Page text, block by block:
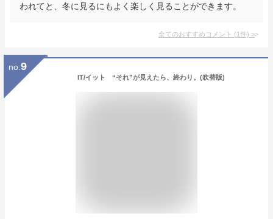
われてと、冬に見るにもよく楽しく見ることができます。
全てのおすすめコメント (1件) >
no. 9
IT/イット “それ”が見えたら、終わり。(吹替版)